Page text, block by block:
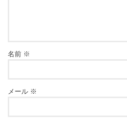
名前 ※
メール ※